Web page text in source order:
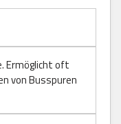
Ermöglicht oft
von Busspuren